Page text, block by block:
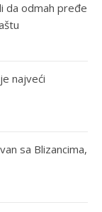
da odmah pređe
najveći
sa Blizancima,